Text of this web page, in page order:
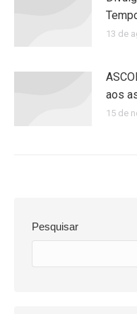
13 de
aos
15 de
Pesquisar